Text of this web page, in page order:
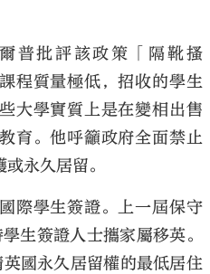
普批評該政策「隔靴搔
程質量極低，招收的學生
大學實質上是在變相出售
育。他呼籲政府全面禁止
永久居留。
際學生簽證。上一屆保守
生簽證人士攜家屬移英。
國永久居留權的最低居住